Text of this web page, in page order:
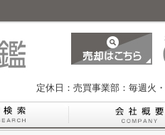
定休日：売買事業部：毎週火